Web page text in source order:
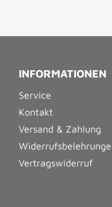
INFORMATIONEN
Service
Kontakt
Versand & Zahlung
Vertragswiderruf